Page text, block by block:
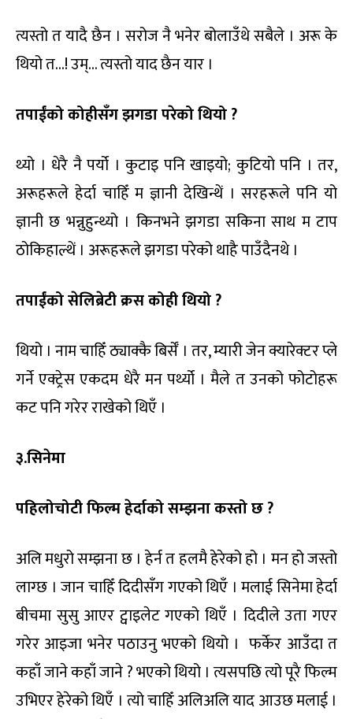
त्यस्तो त यादै छैन । सरोज नै भनेर बोलाउँथे सबैले । अरू के
थियो त…! उम्… त्यस्तो याद छैन यार ।
तपाईंको कोहीसँग झगडा परेको थियो ?
थ्यो । धेरै नै पर्यो । कुटाइ पनि खाइयो; कुटियो पनि । तर,
अरूहरूले हेर्दा चाहिँ म ज्ञानी देखिन्थें । सरहरूले पनि यो
ज्ञानी छ भन्नुहुन्थ्यो । किनभने झगडा सकिना साथ म टाप
ठोकिहाल्थें । अरूहरूले झगडा परेको थाहै पाउँदैनथे ।
तपाईंको सेलिब्रेटी क्रस कोही थियो ?
थियो । नाम चाहिँ ठ्याक्कै बिर्सेँ । तर, म्यारी जेन क्यारेक्टर प्ले
गर्ने एक्ट्रेस एकदम धेरै मन पर्थ्यो । मैले त उनको फोटोहरू
कट पनि गरेर राखेको थिएँ ।
३.सिनेमा
पहिलोचोटी फिल्म हेर्दाको सम्झना कस्तो छ ?
अलि मधुरो सम्झना छ । हेर्न त हलमै हेरेको हो । मन हो जस्तो
लाग्छ । जान चाहिँ दिदीसँग गएको थिएँ । मलाई सिनेमा हेर्दा
बीचमा सुसु आएर ट्वाइलेट गएको थिएँ । दिदीले उता गएर
गरेर आइजा भनेर पठाउनु भएको थियो । फर्केर आउँदा त
कहाँ जाने कहाँ जाने ? भएको थियो । त्यसपछि त्यो पूरै फिल्म
उभिएर हेरेको थिएँ । त्यो चाहिँ अलिअलि याद आउछ मलाई ।